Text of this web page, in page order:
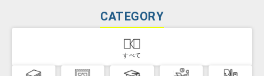
CATEGORY
すべて